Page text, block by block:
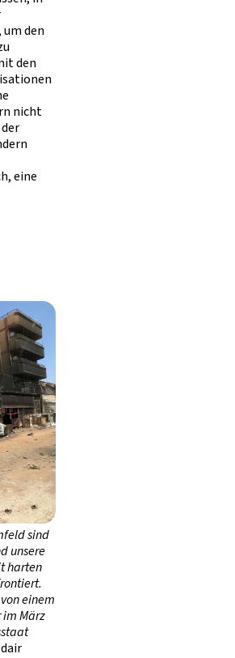
den
den
nicht
eine
sind
unsere
harten
einem
März